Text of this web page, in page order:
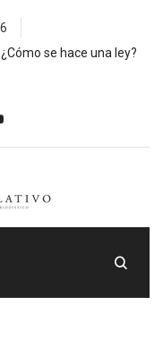
¿Cómo se hace una ley?